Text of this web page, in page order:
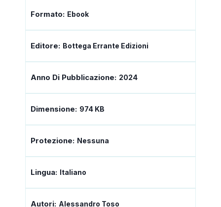
Formato: Ebook
Editore: Bottega Errante Edizioni
Anno Di Pubblicazione: 2024
Dimensione: 974 KB
Protezione: Nessuna
Lingua: Italiano
Autori: Alessandro Toso